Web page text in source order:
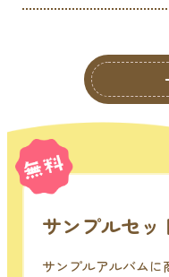
サンプルセッ
サンプルアルバムに